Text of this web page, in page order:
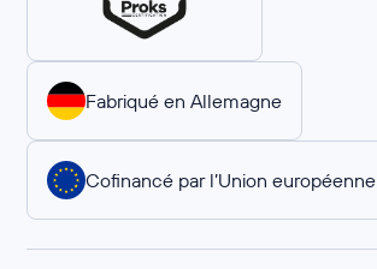
Fabriqué en Allemagne
Cofinancé par l’Union européenne